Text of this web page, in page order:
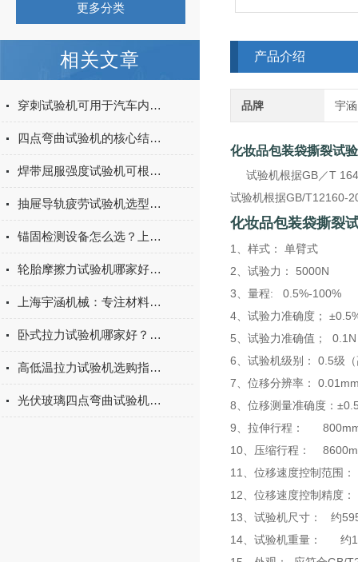
更多分类
相关文章
穿刺试验机可用于汽车内饰表皮、防撞缓冲材料得性能测试
四点弯曲试验机的核心结构与工作原理特点
焊带屈服强度试验机可根据不同标准和试验需求调整试验条件
抽屉导轨疲劳试验机选型指南：如何量化评估家具五金的耐用性
锚固检测设备怎么选？上海宇涵膨胀螺丝拉拔试验机品牌评测
轮胎摩擦力试验机哪家好？上海宇涵试验机综合评测
上海宇涵机械：专注材料力学检测，电池片拉力试验机助力光伏品质管控
卧式拉力试验机哪家好？2026年国产实力厂家实测推荐
高低温拉力试验机选购指南：聚焦上海宇涵的技术实力与可靠方案
光伏玻璃四点弯曲试验机的重要性
产品介绍
品牌 宇涵
化妆品包装袋撕裂试
试验机根据GB／T
试验机根据GB/T12160-
化妆品包装袋撕裂
1、样式： 单臂式
2、试验力： 5000N
3、量程: 0.5%-100%
4、试验力准确度；
5、试验力准确值； 0.1N
6、试验机级别： 0.5级
7、位移分辨率：
8、位移测量准确度：
9、拉伸行程：
10、压缩行程：
11、位移速度控制范围
12、位移速度控制精度
13、试验机尺寸： 约
14、试验机重量： 约